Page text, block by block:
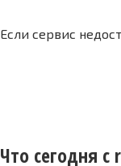
Если сервис
Что сегодня с